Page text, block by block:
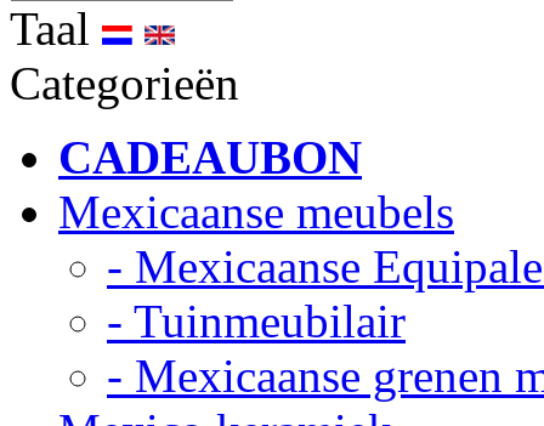
Taal
Categorieën
CADEAUBON
Mexicaanse meubels
- Mexicaanse
- Tuinmeubilair
- Mexicaanse grenen